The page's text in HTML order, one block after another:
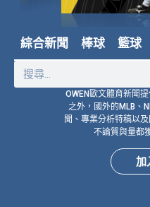
綜合新聞 棒球 籃球
OWEN歐文體育新聞
之外，國外的MLB、
聞、專業分析特稿以
不論質與量都
加